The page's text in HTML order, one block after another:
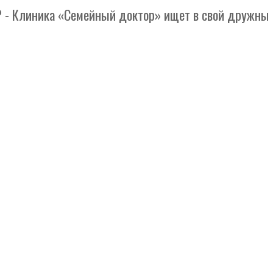
«Семейный доктор» ищет в свой дружный